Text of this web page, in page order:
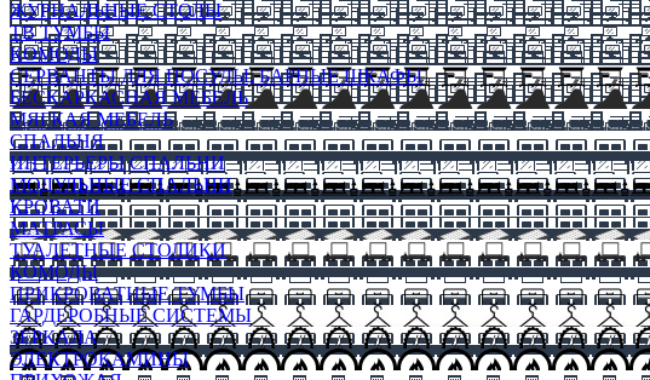
ЖУРНАЛЬНЫЕ СТОЛЫ
ТВ ТУМБЫ
КОМОДЫ
СЕРВАНТЫ ДЛЯ ПОСУДЫ, БАРНЫЕ ШКАФЫ
БЕСКАРКАСНАЯ МЕБЕЛЬ
МЯГКАЯ МЕБЕЛЬ
СПАЛЬНЯ
ИНТЕРЬЕРЫ СПАЛЬНИ
МОДУЛЬНЫЕ СПАЛЬНИ
КРОВАТИ
МАТРАСЫ
ТУАЛЕТНЫЕ СТОЛИКИ
КОМОДЫ
ПРИКРОВАТНЫЕ ТУМБЫ
ГАРДЕРОБНЫЕ СИСТЕМЫ
ЗЕРКАЛА
ЭЛЕКТРОКАМИНЫ